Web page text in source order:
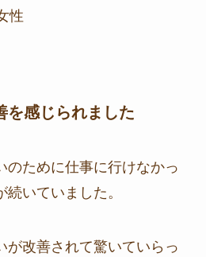
を感じられました
のために仕事に行けなかっ
いていました。
が改善されて驚いていらっ